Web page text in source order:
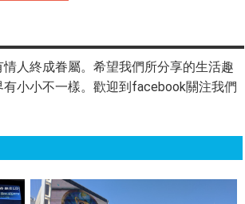
人終成眷屬。希望我們所分享的生活趣
小小不一樣。歡迎到facebook關注我們